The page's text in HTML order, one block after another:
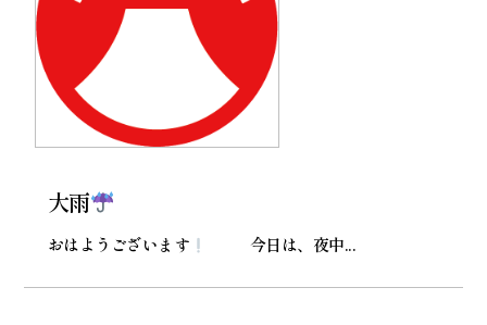
大雨
おはようございます 今日は、夜中...